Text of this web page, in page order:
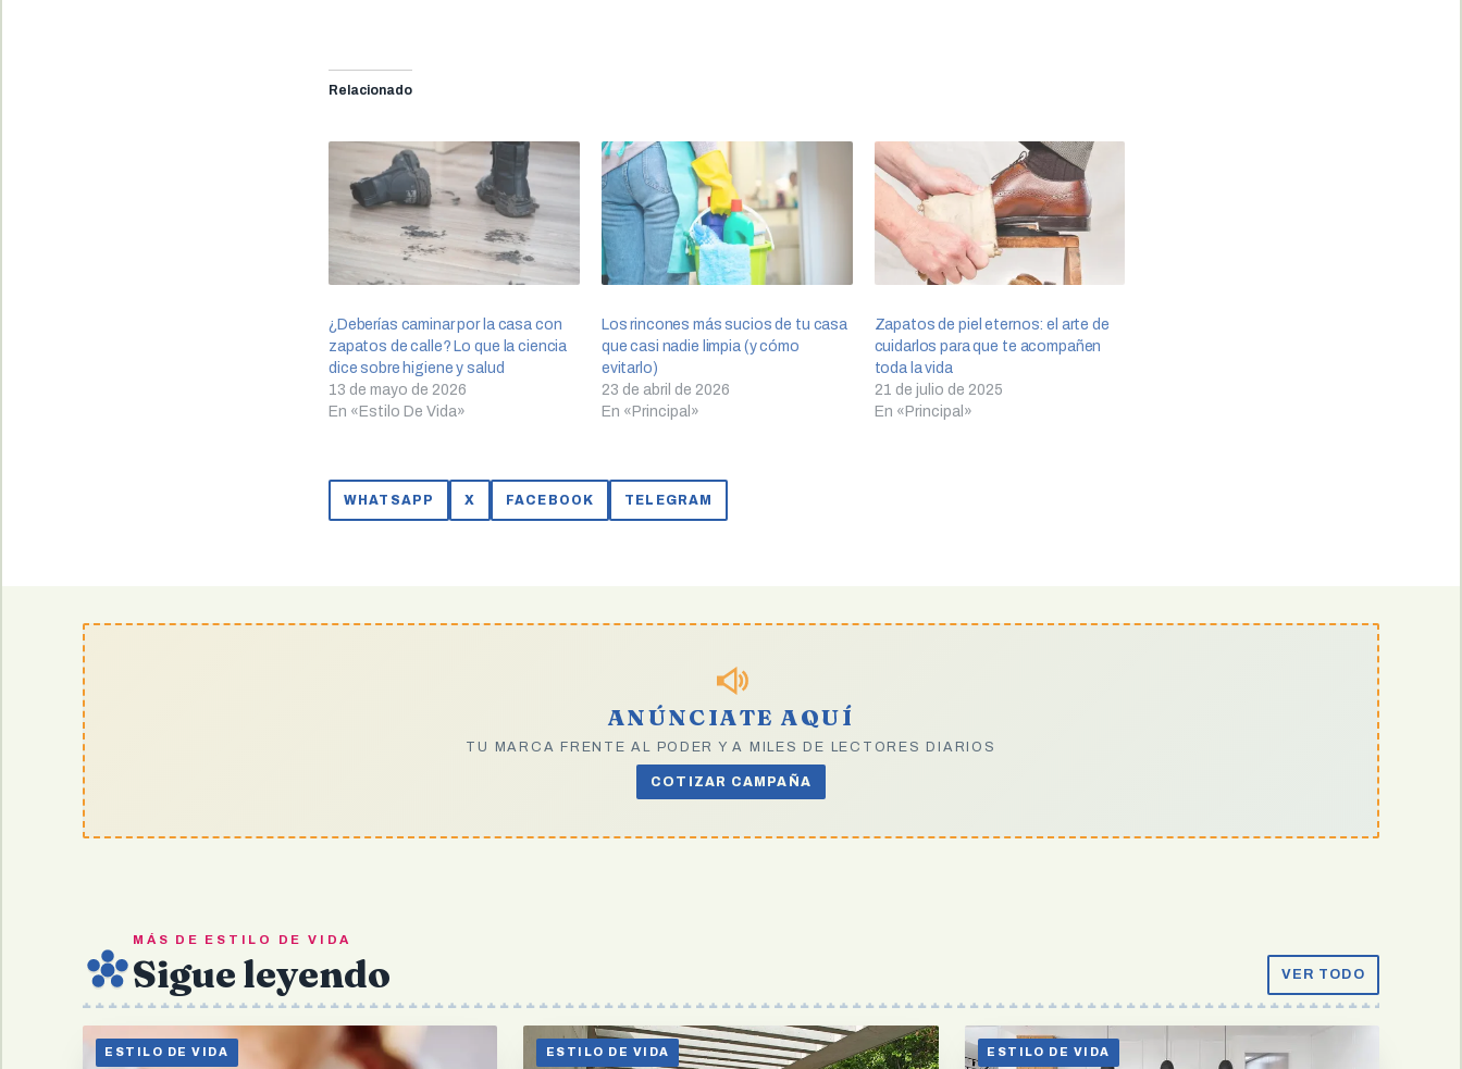
Relacionado
¿Deberías caminar por la casa con
zapatos de calle? Lo que la ciencia
dice sobre higiene y salud
13 de mayo de 2026
En «Estilo De Vida»
Los rincones más sucios de tu casa
que casi nadie limpia (y cómo
evitarlo)
23 de abril de 2026
En «Principal»
Zapatos de piel eternos: el arte de
cuidarlos para que te acompañen
toda la vida
21 de julio de 2025
En «Principal»
WHATSAPP X FACEBOOK TELEGRAM
ANÚNCIATE AQUÍ
TU MARCA FRENTE AL PODER Y A MILES DE LECTORES DIARIOS
COTIZAR CAMPAÑA
MÁS DE ESTILO DE VIDA
Sigue leyendo VER TODO
ESTILO DE VIDA ESTILO DE VIDA ESTILO DE VIDA